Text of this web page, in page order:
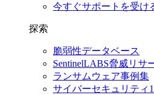
今すぐサポートを受け
探索
脆弱性データベース
SentinelLABS脅威リサ
ランサムウェア事例集
サイバーセキュリティ